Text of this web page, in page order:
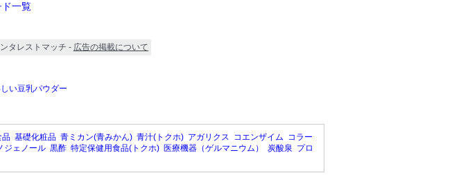
ド一覧
タレストマッチ - 広告の掲載について
い豆乳パウダー
品 基礎化粧品 青ミカン(青みかん) 青汁(トクホ) アガリクス コエンザイム コラー
ジェノール 黒酢 特定保健用食品(トクホ) 医療機器（ゲルマニウム） 炭酸泉 プロ